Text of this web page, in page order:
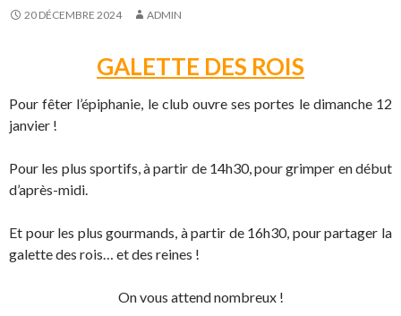
20 DÉCEMBRE 2024 ADMIN
GALETTE DES ROIS
Pour fêter l’épiphanie, le club ouvre ses portes le dimanche 12
janvier !
Pour les plus sportifs, à partir de 14h30, pour grimper en début
d’après-midi.
Et pour les plus gourmands, à partir de 16h30, pour partager la
galette des rois… et des reines !
On vous attend nombreux !